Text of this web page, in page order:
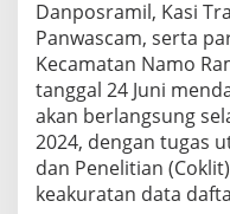
t
a
P
e
m
i
l
h
P
Danposramil, Kasi
Panwascam, serta
Kecamatan Namo
tanggal 24 Juni
akan berlangsung
2024, dengan tugas
dan Penelitian
keakuratan data